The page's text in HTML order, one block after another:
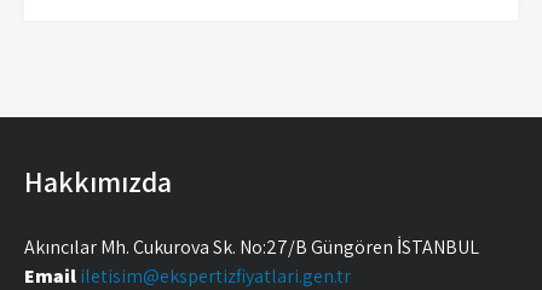
Hakkımızda
Akıncılar Mh. Çukurova Sk. No:27/B Güngören İSTANBUL
Emaililetisim@ekspertizfiyatlari.gen.tr